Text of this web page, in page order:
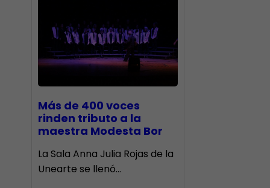
Más de 400 voces
rinden tributo a la
maestra Modesta Bor
​La Sala Anna Julia Rojas de la
Unearte se llenó…